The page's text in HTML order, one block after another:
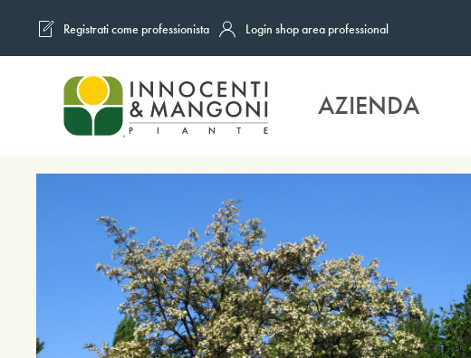
Skip to main content
Registrati come professionista Login shop area professional
AZIENDA